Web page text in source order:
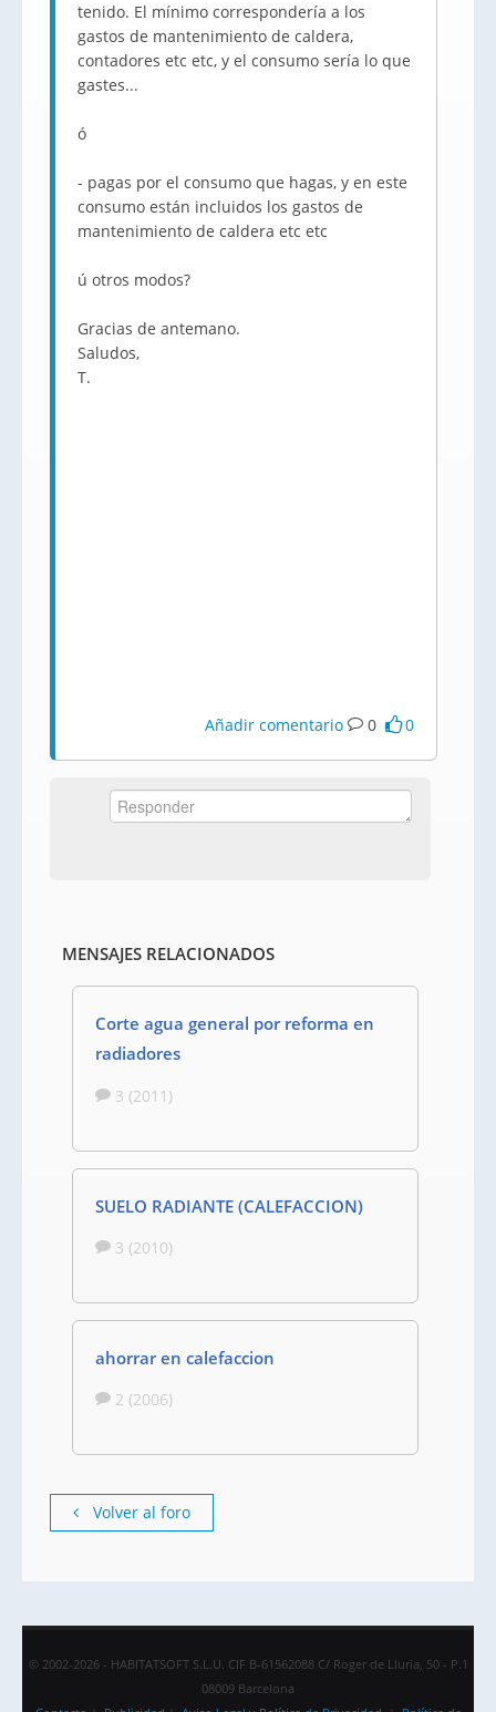
tenido. El mínimo correspondería a los
gastos de mantenimiento de caldera,
contadores etc etc, y el consumo sería lo que
gastes...
ó
- pagas por el consumo que hagas, y en este
consumo están incluidos los gastos de
mantenimiento de caldera etc etc
ú otros modos?
Gracias de antemano.
Saludos,
T.
Añadir comentario 0 0
MENSAJES RELACIONADOS
Corte agua general por reforma en
radiadores
3 (2011)
SUELO RADIANTE (CALEFACCION)
3 (2010)
ahorrar en calefaccion
2 (2006)
Volver al foro
© 2002-2026 - HABITATSOFT S.L.U. CIF B-61562088 C/ Roger de Lluria, 50 - P.1
08009 Barcelona